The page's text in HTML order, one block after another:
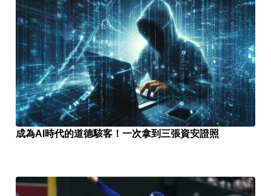
成為AI時代的道德駭客！一次拿到三張資安證照